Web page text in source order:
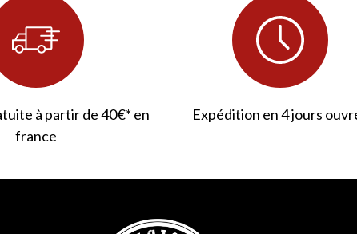
à partir de 40€* en
france
Expédition en 4 jours